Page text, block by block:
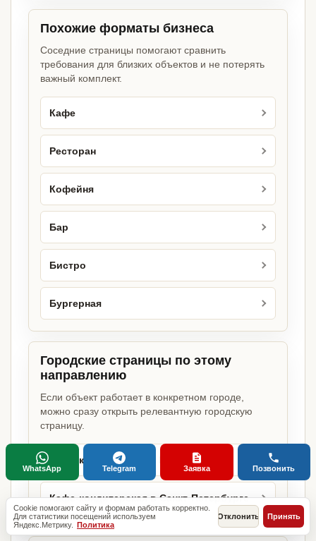
Похожие форматы бизнеса
Соседние страницы помогают сравнить
требования для близких объектов и не потерять
важный комплект.
Кафе
Ресторан
Кофейня
Бар
Бистро
Бургерная
Городские страницы по этому
направлению
Если объект работает в конкретном городе,
можно сразу открыть релевантную городскую
страницу.
Кафе-кондитерская в Москве
Кафе-кондитерская в Санкт-Петербурге
Cookie помогают сайту и формам работать корректно.
Для статистики посещений используем
Яндекс.Метрику. Политика
Отклонить Принять
WhatsApp Telegram Заявка Позвонить